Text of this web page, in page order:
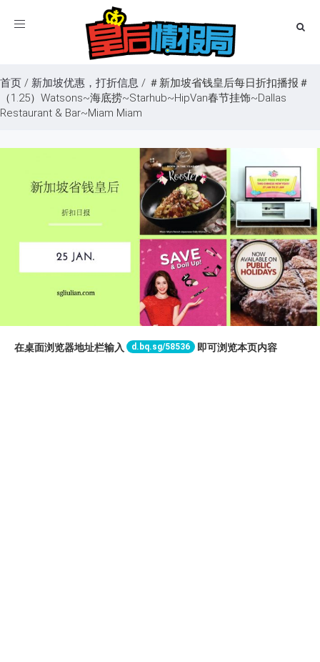
Toggle
首页 / 新加坡优惠，打折信息 / ＃新加坡省钱皇后每日折扣播报＃
（1.25）Watsons~海底捞~Starhub~HipVan春节挂饰~Dallas
Restaurant & Bar~Miam Miam
在桌面浏览器地址栏输入 d.bq.sg/58536 即可浏览本页内容